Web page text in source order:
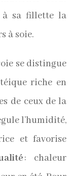
à sa fillette la
à soie.
se distingue
riche en
de ceux de la
l’humidité,
et favorise
: chaleur